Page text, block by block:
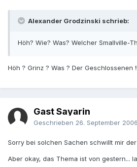
Alexander Grodzinski schrieb:
Höh? Wie? Was? Welcher Smallville-
Höh ? Grinz ? Was ? Der Geschlossenen
Gast Sayarin
Geschrieben 26. September 2006
Sorry bei solchen Sachen schwillt mir der
Aber okay, das Thema ist von gestern...